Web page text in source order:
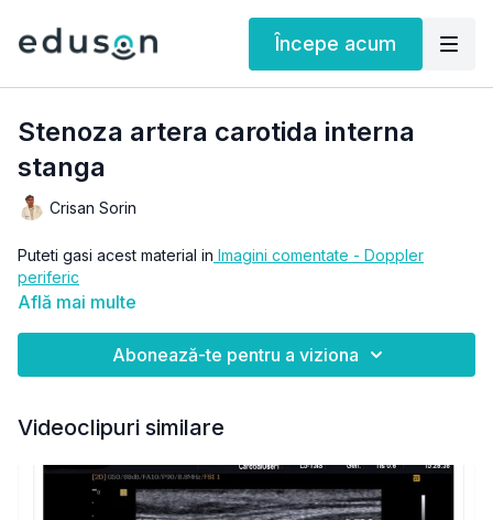
Începe acum
Stenoza artera carotida interna
stanga
Crisan Sorin
Puteti gasi acest material in Imagini comentate - Doppler
periferic
Află mai multe
Abonează-te pentru a viziona
Videoclipuri similare